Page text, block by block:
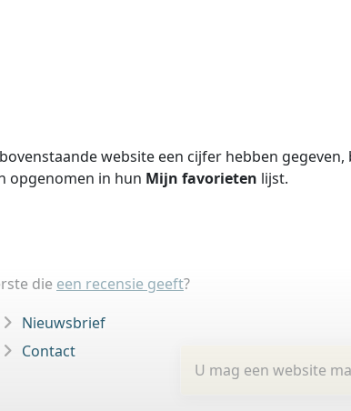
website een cijfer hebben gegeven,
opgenomen in hun Mijn favorieten lijst.
die een recensie geeft?
U mag een website
Nieuwsbrief
Contact